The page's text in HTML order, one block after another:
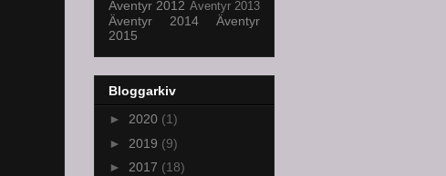
Äventyr 2012 Äventyr 2013
Äventyr 2014
Äventyr
2015
Bloggarkiv
► 2020 (1)
► 2019 (9)
► 2017 (18)